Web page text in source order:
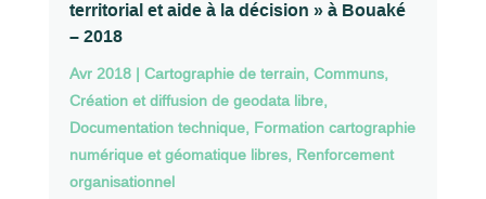
territorial et aide à la décision » à Bouaké
– 2018
Avr 2018| Cartographie de terrain, Communs,
Création et diffusion de geodata libre,
Documentation technique, Formation cartographie
numérique et géomatique libres, Renforcement
organisationnel